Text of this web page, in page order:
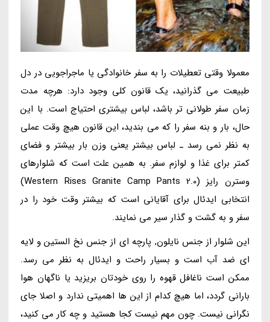
معمولا وقتی تعطیلات را به سفر خانوادگی یا ماجراجویی در دل
طبیعت می گذرانید، یک قانون کلی وجود دارد: هرچه مدت
زمان سفر طولانی تر باشد، لباس بیشتری احتیاج است. با این
حال، بار و بنه سفر را که می بندید، این قانون هیچ وقت عملی
به نظر نمی رسد ـ لباس بیشتر یعنی وزن بار بیشتر و فضای
کمتر برای غذا و لوازم سفر. به همین علت است که شلوارهای
وسترن رایز (Western Rises Granite Camp Pants 2.0)
انتخابی ایدئال برای آقایانی است که بیشتر وقت خود را در
سفر و به گشت و گذار سیر می نمایند.
این شلوار از جنس نایلون, پارچه ای از جنس نخ الستین و لایه
ای ضد آب است و بسیار راحت و ایدئال به نظر می رسد.
ممکن است ناغافل قهوه را روی خودتان بریزید یا ناگهان هوا
بارانی گردد، اما هیچ کدام از این ها اهمیتی ندارد و اصلا جای
نگرانی نیست. چون مهم نیست کجا هستید و چه کار می کنید،